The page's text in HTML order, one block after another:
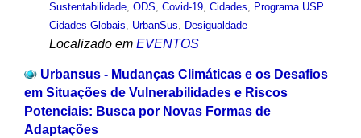
Sustentabilidade, ODS Covid-19, Cidades
Programa USP
Cidades Globais
UrbanSus Desigualdade
Localizado em EVENTOS
Urbansus - Mudanças Climáticas e os Desafios
em Situações de Vulnerabilidades e Riscos
Potenciais: Busca por Novas Formas de
Adaptações